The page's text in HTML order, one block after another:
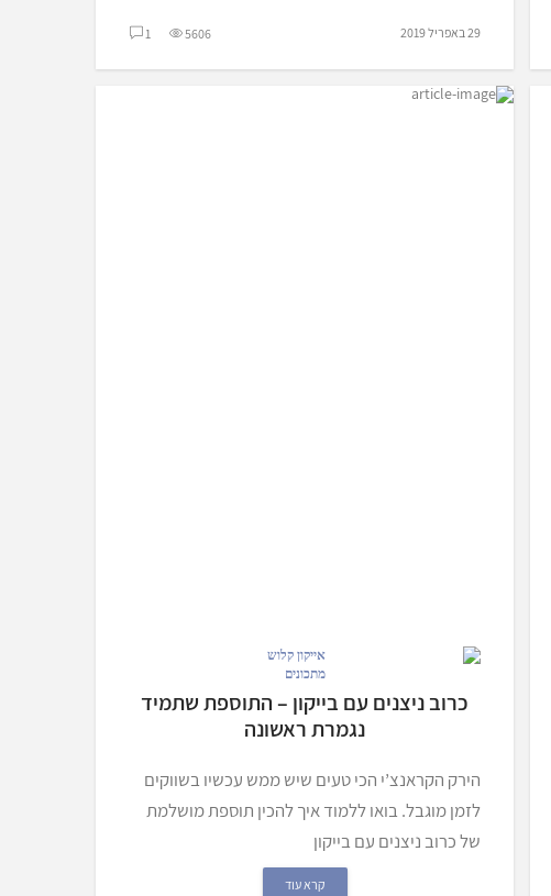
29 באפריל 2019 5606
1
מתכונים
כרוב ניצנים עם בייקון – התוספת שתמיד
נגמרת ראשונה
הירק הקראנצ’י הכי טעים שיש ממש עכשיו בשווקים
לזמן מוגבל. בואו ללמוד איך להכין תוספת מושלמת
של כרוב ניצנים עם בייקון
קרא עוד